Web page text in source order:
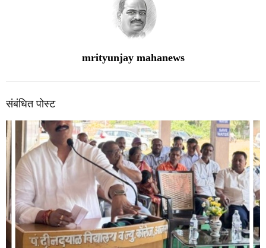
mrityunjay mahanews
संबंधित पोस्ट